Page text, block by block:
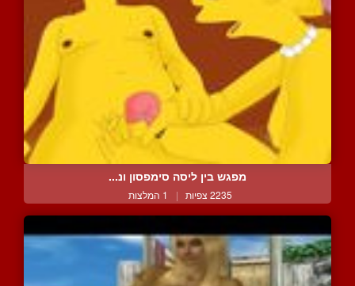
מפגש בין ליסה סימפסון ונ...
2235 צפיות | 1 המלצות